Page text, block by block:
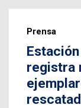
Prensa
registra